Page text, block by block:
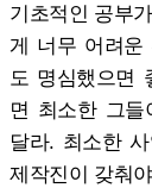
기초적인 공부
게 너무 어려운
도 명심했으면
면 최소한 그
달라. 최소한
제작진이 갖춰